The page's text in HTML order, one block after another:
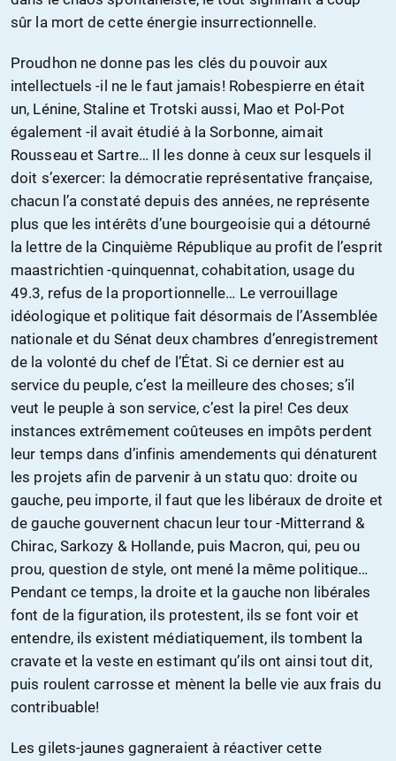
sûr la mort de cette énergie insurrectionnelle.
Proudhon ne donne pas les clés du pouvoir aux
intellectuels -il ne le faut jamais! Robespierre en était
un, Lénine, Staline et Trotski aussi, Mao et Pol-Pot
également -il avait étudié à la Sorbonne, aimait
Rousseau et Sartre… Il les donne à ceux sur lesquels il
doit s’exercer: la démocratie représentative française,
chacun l’a constaté depuis des années, ne représente
plus que les intérêts d’une bourgeoisie qui a détourné
la lettre de la Cinquième République au profit de l’esprit
maastrichtien -quinquennat, cohabitation, usage du
49.3, refus de la proportionnelle… Le verrouillage
idéologique et politique fait désormais de l’Assemblée
nationale et du Sénat deux chambres d’enregistrement
de la volonté du chef de l’État. Si ce dernier est au
service du peuple, c’est la meilleure des choses; s’il
veut le peuple à son service, c’est la pire! Ces deux
instances extrêmement coûteuses en impôts perdent
leur temps dans d’infinis amendements qui dénaturent
les projets afin de parvenir à un statu quo: droite ou
gauche, peu importe, il faut que les libéraux de droite et
de gauche gouvernent chacun leur tour -Mitterrand &
Chirac, Sarkozy & Hollande, puis Macron, qui, peu ou
prou, question de style, ont mené la même politique…
Pendant ce temps, la droite et la gauche non libérales
font de la figuration, ils protestent, ils se font voir et
entendre, ils existent médiatiquement, ils tombent la
cravate et la veste en estimant qu’ils ont ainsi tout dit,
puis roulent carrosse et mènent la belle vie aux frais du
contribuable!
Les gilets-jaunes gagneraient à réactiver cette